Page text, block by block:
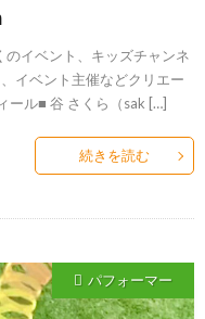
イベント、キッズチャンネ
イベント主催などクリエー
ール■ 谷 さくら（sak […]
続きを読む
パフォーマー